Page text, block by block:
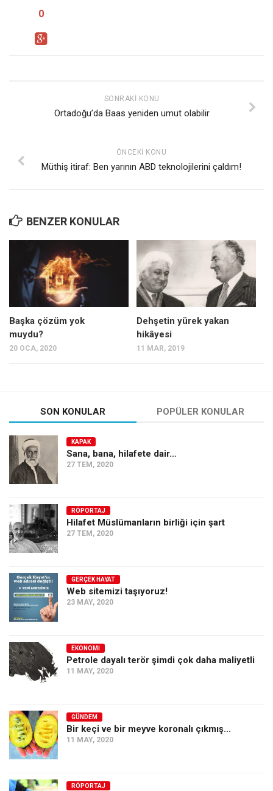
0
SONRAKI KONU
Ortadoğu’da Baas yeniden umut olabilir
ÖNCEKI KONU
Müthiş itiraf: Ben yarının ABD teknolojilerini çaldım!
BENZER KONULAR
Başka çözüm yok
muydu?
20 OCA, 2020
Dehşetin yürek yakan
hikâyesi
11 MAR, 2019
SON KONULAR POPÜLER KONULAR
KAPAK
Sana, bana, hilafete dair…
27 TEM, 2020
RÖPORTAJ
Hilafet Müslümanların birliği için şart
27 TEM, 2020
GERÇEK HAYAT
Web sitemizi taşıyoruz!
23 MAY, 2020
EKONOMI
Petrole dayalı terör şimdi çok daha maliyetli
11 MAY, 2020
GÜNDEM
Bir keçi ve bir meyve koronalı çıkmış…
11 MAY, 2020
RÖPORTAJ